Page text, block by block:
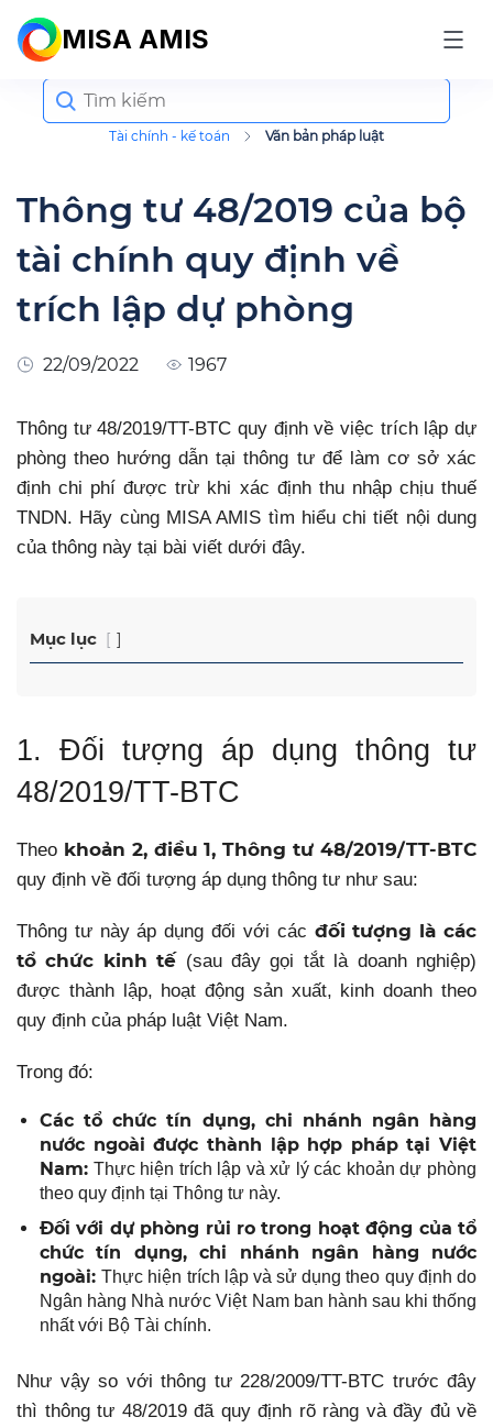
MISA AMIS
Tài chính - kế toán Văn bản pháp luật
Search
for:
Thông tư 48/2019 của bộ
tài chính quy định về
trích lập dự phòng
22/09/2022 1967
Thông tư 48/2019/TT-BTC quy định về việc trích lập dự
phòng theo hướng dẫn tại thông tư để làm cơ sở xác
định chi phí được trừ khi xác định thu nhập chịu thuế
TNDN. Hãy cùng MISA AMIS tìm hiểu chi tiết nội dung
của thông này tại bài viết dưới đây.
Mục lục
1. Đối tượng áp dụng thông tư
48/2019/TT-BTC
Theo khoản 2, điều 1, Thông tư 48/2019/TT-BTC
quy định về đối tượng áp dụng thông tư như sau:
Thông tư này áp dụng đối với các đối tượng là các
tổ chức kinh tế (sau đây gọi tắt là doanh nghiệp)
được thành lập, hoạt động sản xuất, kinh doanh theo
quy định của pháp luật Việt Nam.
Trong đó:
Các tổ chức tín dụng, chi nhánh ngân hàng
nước ngoài được thành lập hợp pháp tại Việt
Nam: Thực hiện trích lập và xử lý các khoản dự phòng
theo quy định tại Thông tư này.
Đối với dự phòng rủi ro trong hoạt động của tổ
chức tín dụng, chi nhánh ngân hàng nước
ngoài:Thực hiện trích lập và sử dụng theo quy định do
Ngân hàng Nhà nước Việt Nam ban hành sau khi thống
nhất với Bộ Tài chính.
Như vậy so với thông tư 228/2009/TT-BTC trước đây
thì thông tư 48/2019 đã quy định rõ ràng và đầy đủ về